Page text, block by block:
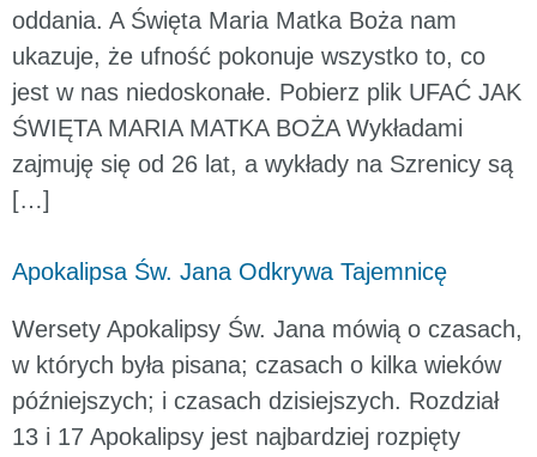
oddania. A Święta Maria Matka Boża nam
ukazuje, że ufność pokonuje wszystko to, co
jest w nas niedoskonałe. Pobierz plik UFAĆ JAK
ŚWIĘTA MARIA MATKA BOŻA Wykładami
zajmuję się od 26 lat, a wykłady na Szrenicy są
[…]
Apokalipsa Św. Jana Odkrywa Tajemnicę
Wersety Apokalipsy Św. Jana mówią o czasach,
w których była pisana; czasach o kilka wieków
późniejszych; i czasach dzisiejszych. Rozdział
13 i 17 Apokalipsy jest najbardziej rozpięty